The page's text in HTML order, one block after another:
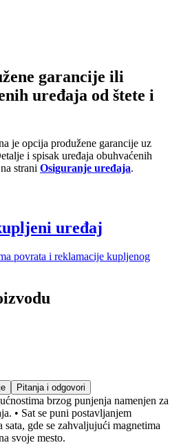
garancije ili
uređaja od štete i
je opcija produžene garancije uz
i spisak uređaja obuhvaćenih
strani Osiguranje uređaja.
uređaj
povrata i reklamacije kupljenog
Pitanja i odgovori
brzog punjenja namenjen za
• Sat se puni postavljanjem
gde se zahvaljujući magnetima
svoje mesto.